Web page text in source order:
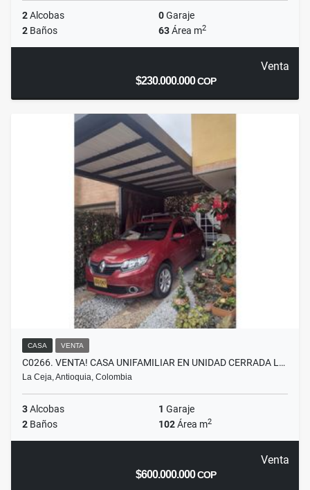
2Alcobas 0Garaje
2 Baños 63Área m2
Venta
$230.000.000COP
CASA VENTA
C0266. VENTA! CASA UNIFAMILIAR EN UNIDAD CERRADA L…
La Ceja, Antioquia, Colombia
3Alcobas 1 Garaje
2 Baños 102Área m2
Venta
$600.000.000COP